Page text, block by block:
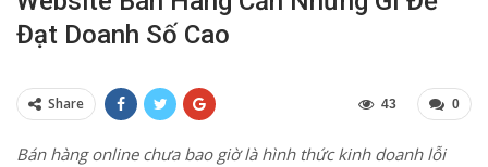
Đạt Doanh Số Cao
Share 0
43
Bán hàng online chưa bao giờ là hình thức kinh doanh lỗi